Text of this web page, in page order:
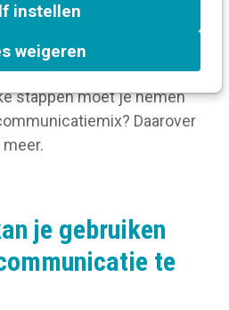
instellen
weigeren
is een goed
die richting geeft en
communicatie. Maar hoe
stappen moet je nemen
Daarover
je gebruiken
te